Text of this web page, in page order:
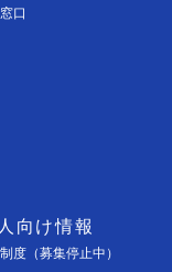
口
向け情報
度（募集停止中）